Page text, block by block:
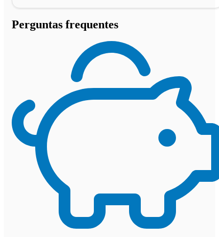
Perguntas frequentes